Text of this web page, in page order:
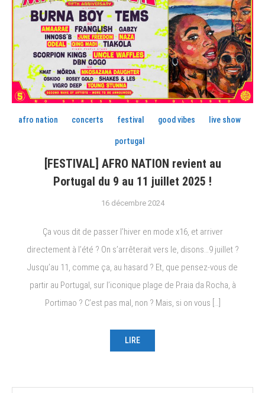
afro nation concerts festival good vibes live show
portugal
[FESTIVAL] AFRO NATION revient au
Portugal du 9 au 11 juillet 2025 !
16 décembre 2024
Ça vous dit de passer l’hiver en mode x16, et arriver
directement à l’été ? On s’arrêterait vers le, disons…9 juillet ?
Jusqu’au 11, comme ça, au hasard ? Et, que pensez-vous de
partir au Portugal, sur l’iconique plage de Praia da Rocha, à
Portimao ? C’est pas mal, non ? Mais, si on vous […]
LIRE